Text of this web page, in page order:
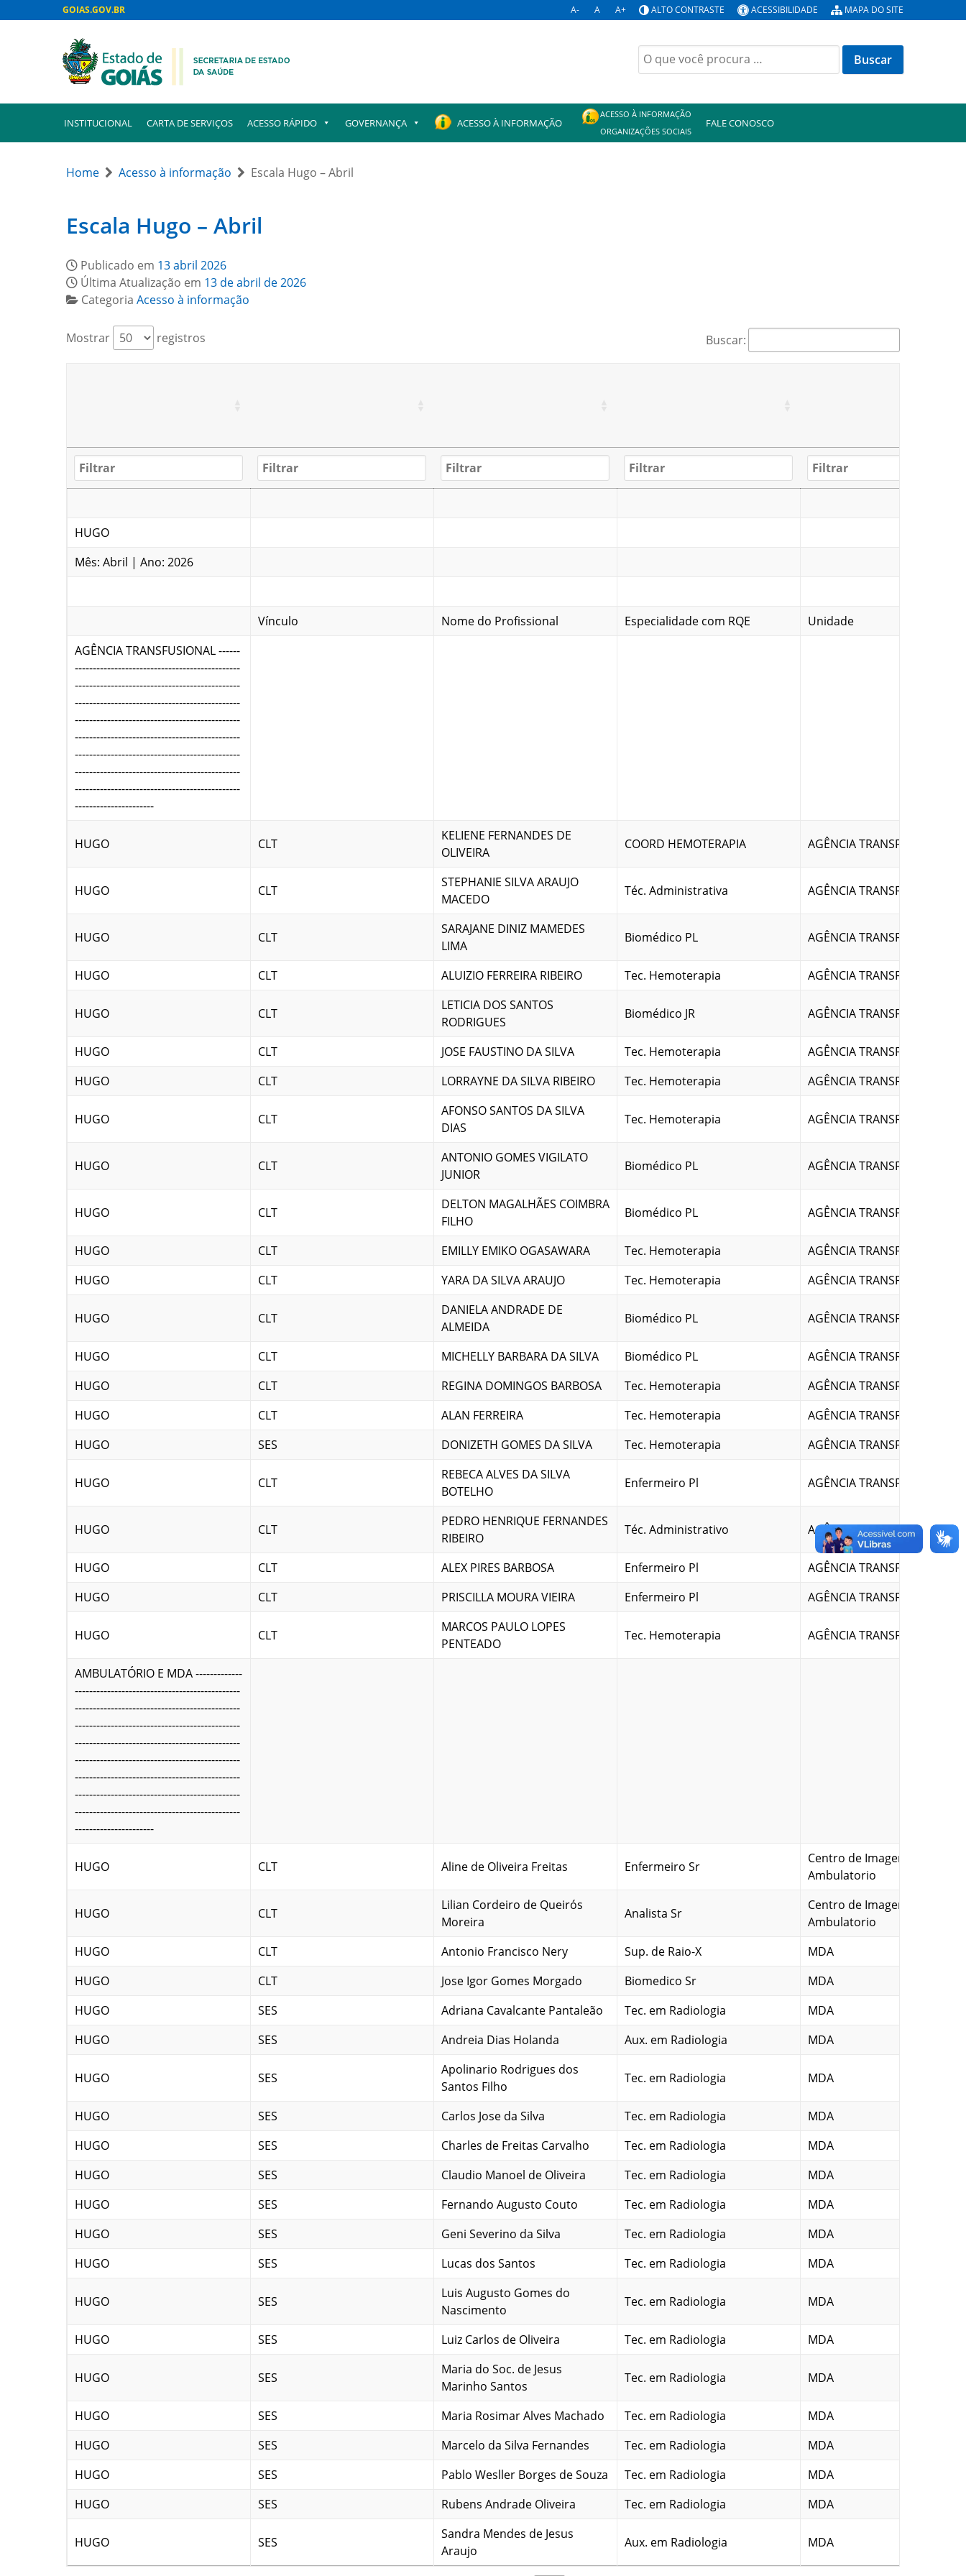
GOIAS.GOV.BR A- A A+ ALTO CONTRASTE ACESSIBILIDADE MAPA DO SITE
Buscar
por:
INSTITUCIONAL CARTA DE SERVIÇOS ACESSO RÁPIDO GOVERNANÇA ACESSO À INFORMAÇÃO
ACESSO À INFORMAÇÃO
ORGANIZAÇÕES SOCIAIS
FALE CONOSCO
Home Acesso à informação Escala Hugo – Abril
Escala Hugo – Abril
Publicado em 13 abril 2026
Última Atualização em 13 de abril de 2026
Categoria Acesso à informação
Mostrar registros Buscar:
HUGO
Mês: Abril | Ano: 2026
Vínculo Nome do Profissional Especialidade com RQE
Unidade
AGÊNCIA TRANSFUSIONAL ------
----------------------------------------------
----------------------------------------------
----------------------------------------------
----------------------------------------------
----------------------------------------------
----------------------------------------------
----------------------------------------------
----------------------------------------------
----------------------
HUGO CLT
KELIENE FERNANDES DE
OLIVEIRA
COORD HEMOTERAPIA AGÊNCIA TRANSFUSIONAL
HUGO CLT
STEPHANIE SILVA ARAUJO
MACEDO
Téc. Administrativa AGÊNCIA TRANSFUSIONAL
HUGO CLT
SARAJANE DINIZ MAMEDES
LIMA
Biomédico PL AGÊNCIA TRANSFUSIONAL
HUGO CLT ALUIZIO FERREIRA RIBEIRO Tec. Hemoterapia AGÊNCIA TRANSFUSIONAL
HUGO CLT
LETICIA DOS SANTOS
RODRIGUES
Biomédico JR AGÊNCIA TRANSFUSIONAL
HUGO CLT JOSE FAUSTINO DA SILVA Tec. Hemoterapia
AGÊNCIA TRANSFUSIONAL
HUGO
CLT LORRAYNE DA SILVA RIBEIRO Tec. Hemoterapia AGÊNCIA TRANSFUSIONAL
HUGO CLT
AFONSO SANTOS DA SILVA
DIAS
Tec. Hemoterapia AGÊNCIA TRANSFUSIONAL
HUGO CLT
ANTONIO GOMES VIGILATO
JUNIOR
Biomédico PL AGÊNCIA TRANSFUSIONAL
HUGO CLT
DELTON MAGALHÃES COIMBRA
FILHO
Biomédico PL AGÊNCIA TRANSFUSIONAL
HUGO CLT EMILLY EMIKO OGASAWARA Tec. Hemoterapia
AGÊNCIA TRANSFUSIONAL
HUGO
CLT YARA DA SILVA ARAUJO Tec. Hemoterapia AGÊNCIA TRANSFUSIONAL
HUGO CLT
DANIELA ANDRADE DE
ALMEIDA
Biomédico PL AGÊNCIA TRANSFUSIONAL
HUGO CLT MICHELLY BARBARA DA SILVA Biomédico PL
AGÊNCIA TRANSFUSIONAL
HUGO
CLT REGINA DOMINGOS BARBOSA Tec. Hemoterapia
AGÊNCIA TRANSFUSIONAL
HUGO
CLT ALAN FERREIRA Tec. Hemoterapia
AGÊNCIA TRANSFUSIONAL
HUGO
SES DONIZETH GOMES DA SILVA Tec. Hemoterapia AGÊNCIA TRANSFUSIONAL
HUGO CLT
REBECA ALVES DA SILVA
BOTELHO
Enfermeiro Pl AGÊNCIA TRANSFUSIONAL
HUGO CLT
PEDRO HENRIQUE FERNANDES
RIBEIRO
Téc. Administrativo AGÊNCIA TRANSFUSIONAL
HUGO CLT ALEX PIRES BARBOSA Enfermeiro Pl
AGÊNCIA TRANSFUSIONAL
HUGO
CLT PRISCILLA MOURA VIEIRA Enfermeiro Pl AGÊNCIA TRANSFUSIONAL
HUGO CLT
MARCOS PAULO LOPES
PENTEADO
Tec. Hemoterapia AGÊNCIA TRANSFUSIONAL
AMBULATÓRIO E MDA -------------
----------------------------------------------
----------------------------------------------
----------------------------------------------
----------------------------------------------
----------------------------------------------
----------------------------------------------
----------------------------------------------
----------------------------------------------
----------------------
HUGO CLT Aline de Oliveira Freitas Enfermeiro Sr
Centro de Imagens e
Ambulatorio
HUGO CLT
Lilian Cordeiro de Queirós
Moreira
Analista Sr
Centro de Imagens e
Ambulatorio
HUGO
CLT Antonio Francisco Nery Sup. de Raio-X
MDA
HUGO
CLT Jose Igor Gomes Morgado Biomedico Sr
MDA
HUGO
SES Adriana Cavalcante Pantaleão Tec. em Radiologia
MDA
HUGO
SES Andreia Dias Holanda Aux. em Radiologia MDA
HUGO SES
Apolinario Rodrigues dos
Santos Filho
Tec. em Radiologia MDA
HUGO SES Carlos Jose da Silva Tec. em Radiologia
MDA
HUGO
SES Charles de Freitas Carvalho Tec. em Radiologia
MDA
HUGO
SES Claudio Manoel de Oliveira Tec. em Radiologia
MDA
HUGO
SES Fernando Augusto Couto Tec. em Radiologia
MDA
HUGO
SES Geni Severino da Silva Tec. em Radiologia
MDA
HUGO
SES Lucas dos Santos Tec. em Radiologia MDA
HUGO SES
Luis Augusto Gomes do
Nascimento
Tec. em Radiologia MDA
HUGO SES Luiz Carlos de Oliveira Tec. em Radiologia MDA
HUGO SES
Maria do Soc. de Jesus
Marinho Santos
Tec. em Radiologia MDA
HUGO SES Maria Rosimar Alves Machado Tec. em Radiologia
MDA
HUGO
SES Marcelo da Silva Fernandes Tec. em Radiologia
MDA
HUGO
SES Pablo Wesller Borges de Souza Tec. em Radiologia
MDA
HUGO
SES Rubens Andrade Oliveira Tec. em Radiologia MDA
HUGO SES
Sandra Mendes de Jesus
Araujo
Aux. em Radiologia MDA